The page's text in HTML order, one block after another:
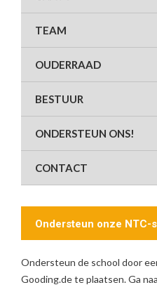
TEAM
OUDERRAAD
BESTUUR
ONDERSTEUN ONS!
CONTACT
Ondersteun onze NTC-
Ondersteun de school door
Gooding.de te plaatsen. Ga